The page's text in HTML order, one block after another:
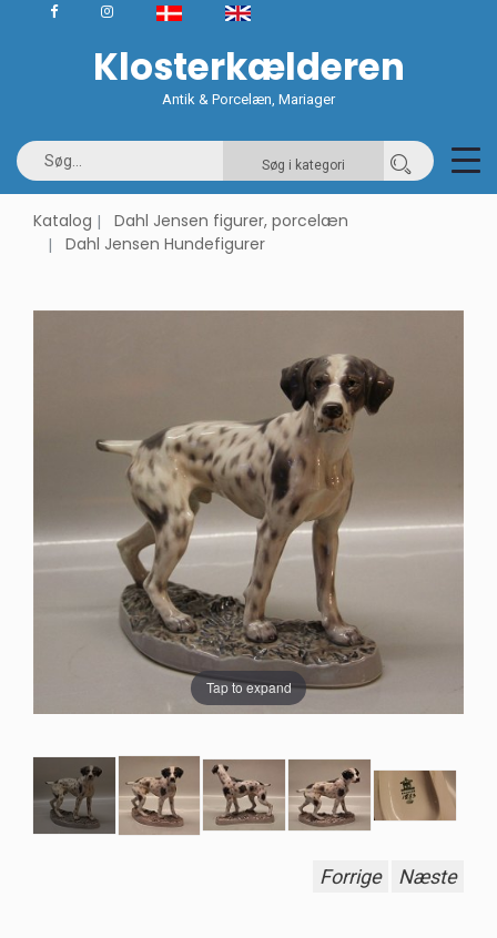
Klosterkælderen
Antik & Porcelæn, Mariager
Søg i kategori
Katalog
Dahl Jensen figurer, porcelæn
Dahl Jensen Hundefigurer
Tap to expand
Forrige Næste